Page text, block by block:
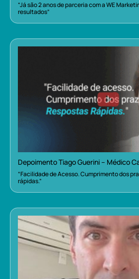
“Já são 2 anos de parceria com a WE
resultados”
Depoimento Tiago Guerini – Médico
“Facilidade de Acesso. Cumprimento dos
rápidas.”